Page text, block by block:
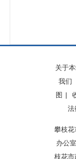
关于
我们
图 |
法
攀枝
办公
枝花